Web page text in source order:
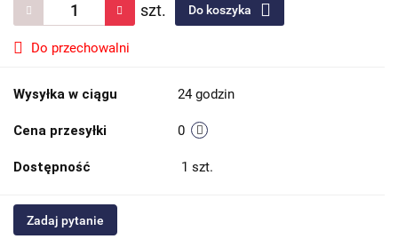
szt. Do koszyka
Do przechowalni
Wysyłka w ciągu 24 godzin
Cena przesyłki 0
Dostępność 1 szt.
Zadaj pytanie